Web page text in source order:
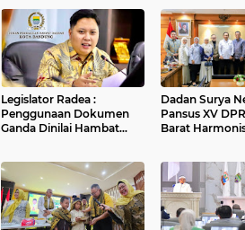
Legislator Radea :
Penggunaan Dokumen
Ganda Dinilai Hambat
Sampah di Kota Bandung
Dadan Surya
Pansus XV
Barat
Kementerian